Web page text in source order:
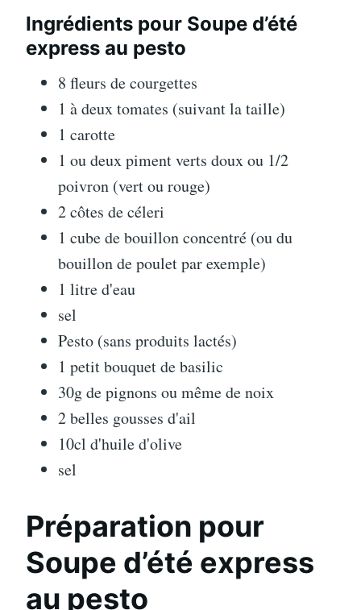
Ingrédients pour Soupe d’été
express au pesto
8 fleurs de courgettes
1 à deux tomates (suivant la taille)
1 carotte
1 ou deux piment verts doux ou 1/2
poivron (vert ou rouge)
2 côtes de céleri
1 cube de bouillon concentré (ou du
bouillon de poulet par exemple)
1 litre d'eau
sel
Pesto (sans produits lactés)
1 petit bouquet de basilic
30g de pignons ou même de noix
2 belles gousses d'ail
10cl d'huile d'olive
sel
Préparation pour
Soupe d’été express
au pesto